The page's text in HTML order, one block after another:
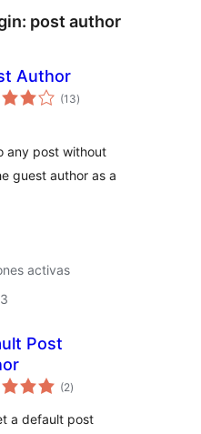
post author
Author
(13evaluación
total
)
any post without
guest author as a
activas
Post
(2evaluación
total
)
a default post